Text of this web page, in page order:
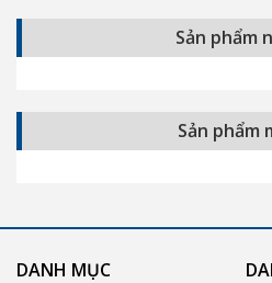
Sản phẩm
Sản phẩm
DANH MỤC